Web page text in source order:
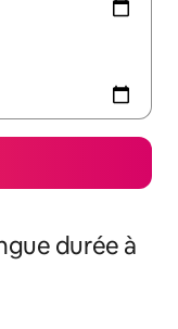
durée à